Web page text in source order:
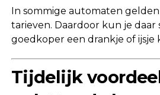
In sommige automaten
tarieven. Daardoor kun je daar
goedkoper een drankje of ijsje
Tijdelijk